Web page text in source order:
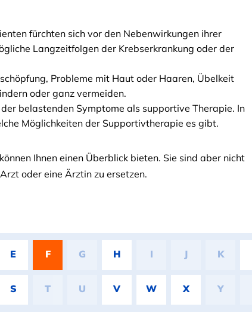
fürchten sich vor den Nebenwirkungen ihrer
Langzeitfolgen der Krebserkrankung oder der
Probleme mit Haut oder Haaren, Übelkeit
oder ganz vermeiden.
belastenden Symptome als supportive Therapie. In
Möglichkeiten der Supportivtherapie es gibt.
Ihnen einen Überblick bieten. Sie sind aber nicht
oder eine Ärztin zu ersetzen.
E F G H I J K
S T U V W X Y